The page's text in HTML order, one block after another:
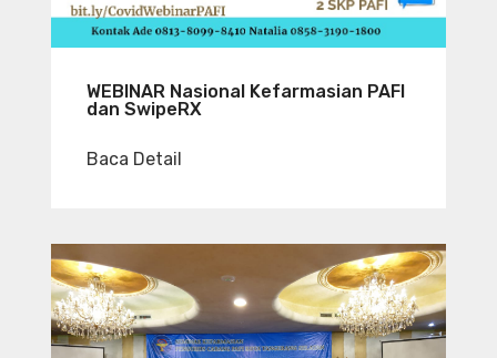
WEBINAR Nasional Kefarmasian PAFI
dan SwipeRX
Baca Detail